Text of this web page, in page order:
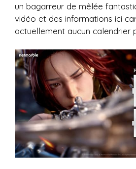
un bagarreur de mêlée
vidéo et des informations ici
actuellement aucun calendrier